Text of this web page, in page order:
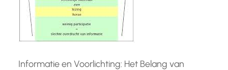
Informatie en Voorlichting: Het Belang van